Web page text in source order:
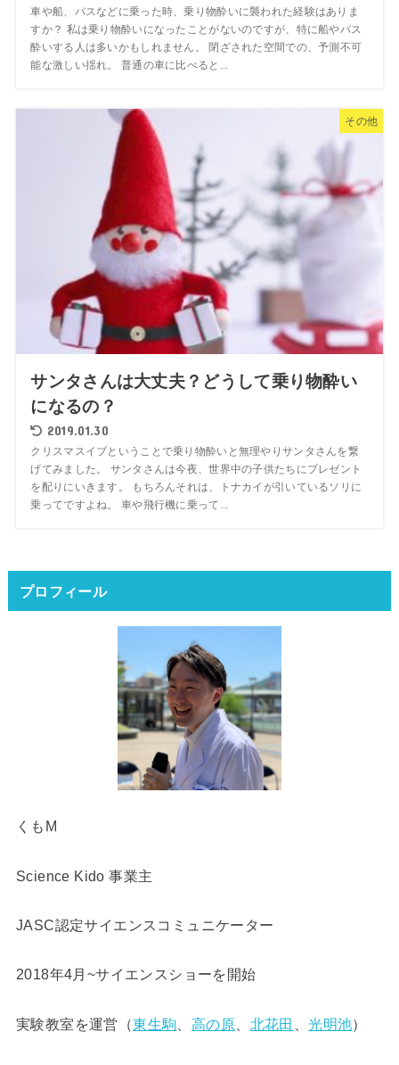
車や船、バスなどに乗った時、乗り物酔いに襲われた経験はありま
すか？ 私は乗り物酔いになったことがないのですが、特に船やバス
酔いする人は多いかもしれません。 閉ざされた空間での、予測不可
能な激しい揺れ。 普通の車に比べると...
その他
サンタさんは大丈夫？どうして乗り物酔い
になるの？
2019.01.30
クリスマスイブということで乗り物酔いと無理やりサンタさんを繋
げてみました。 サンタさんは今夜、世界中の子供たちにプレゼント
を配りにいきます。 もちろんそれは、トナカイが引いているソリに
乗ってですよね。 車や飛行機に乗って...
プロフィール
くもM
Science Kido 事業主
JASC認定サイエンスコミュニケーター
2018年4月~サイエンスショーを開始
実験教室を運営（東生駒 高の原 北花田 、光明池）